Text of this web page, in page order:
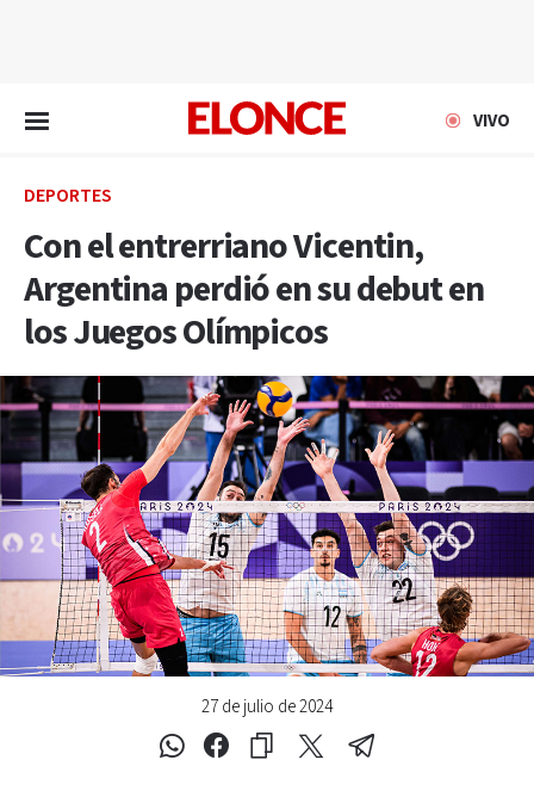
VIVO
DEPORTES
Con el entrerriano Vicentin,
Argentina perdió en su debut en
los Juegos Olímpicos
27 de julio de 2024